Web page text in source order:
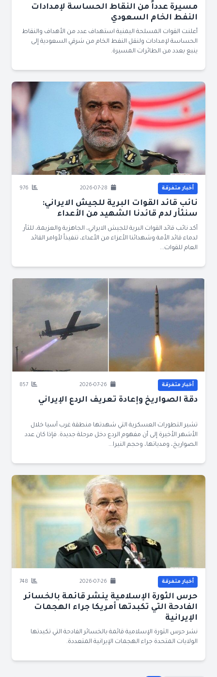
مسيرة عدداً من النقاط الحساسة لإمدادات
النفط الخام السعودي
أعلنت القوات المسلحة اليمنية استهداف عدد من الأهداف والنقاط
الحساسة لإمدادات ولنقل النفط الخام من شرقي السعودية إلى
ينبع بعدد من الطائرات المسيرة.
أخبار متفرقة
نائب قائد القوات البرية للجيش الايراني:
سنثأر لدم قائدنا الشهيد من الأعداء
أكد نائب قائد القوات البرية للجيش الايراني، الجاهزية والعزيمة، للثأر
لدماء قائد الأمة وشهدائنا الأعزاء من الأعداء، تنفيذاً لأوامر القائد
العام للقوات...
أخبار متفرقة
دقة الصواريخ وإعادة تعريف الردع الإيراني
تشير التطورات العسكرية التي شهدتها منطقة غرب آسيا خلال
الأشهر الأخيرة إلى أن مفهوم الردع دخل مرحلة جديدة. فإذا كان عدد
الصواريخ، ومدياتها، وحجم النيرا...
أخبار متفرقة
حرس الثورة الإسلامية ينشر قائمة بالخسائر
الفادحة التي تكبدتها أمريكا جراء الهجمات
الإيرانية
نشر حرس الثورة الإسلامية قائمة بالخسائر الفادحة التي تكبدتها
الولايات المتحدة جراء الهجمات الإيرانية المتعددة.